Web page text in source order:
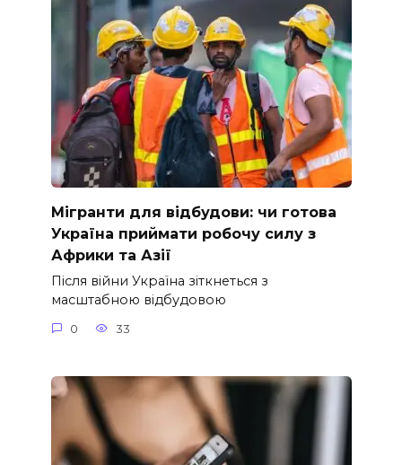
Мігранти для відбудови: чи готова
Україна приймати робочу силу з
Африки та Азії
Після війни Україна зіткнеться з
масштабною відбудовою
0 33